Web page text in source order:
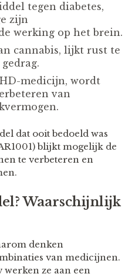
tegen diabetes,
zijn
werking op het brein.
cannabis, lijkt rust te
medicijn, wordt
van
dat ooit bedoeld was
blijkt mogelijk de
te verbeteren en
Waarschijnlijk
denken
van medicijnen.
ze aan een